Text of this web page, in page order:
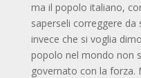
ma il popolo italiano,
saperseli correggere
invece che si voglia
popolo nel mondo non
governato con la